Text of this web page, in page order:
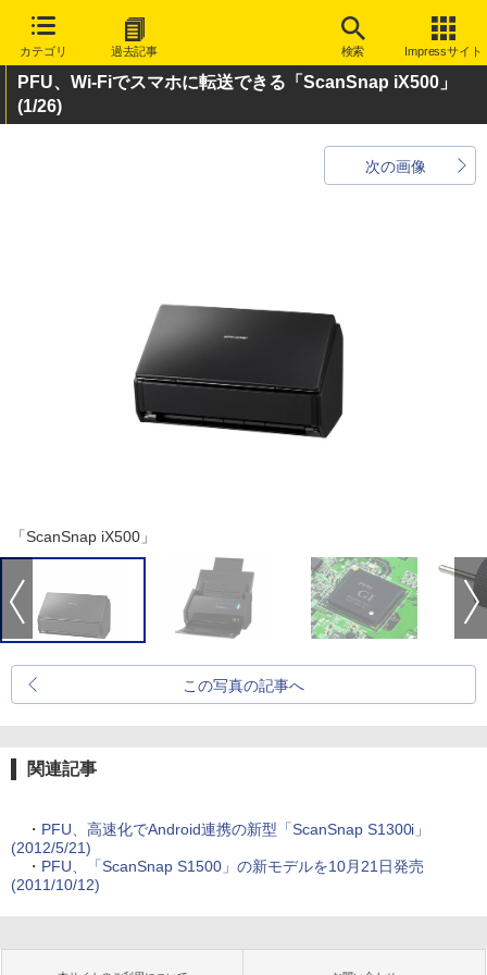
カテゴリ 過去記事 検索 Impressサイト
PFU、Wi-Fiでスマホに転送できる「ScanSnap iX500」
(1/26)
次の画像
「ScanSnap iX500」
この写真の記事へ
関連記事
・ PFU、高速化でAndroid連携の新型「ScanSnap S1300i」
(2012/5/21)
・ PFU、「ScanSnap S1500」の新モデルを10月21日発売
(2011/10/12)